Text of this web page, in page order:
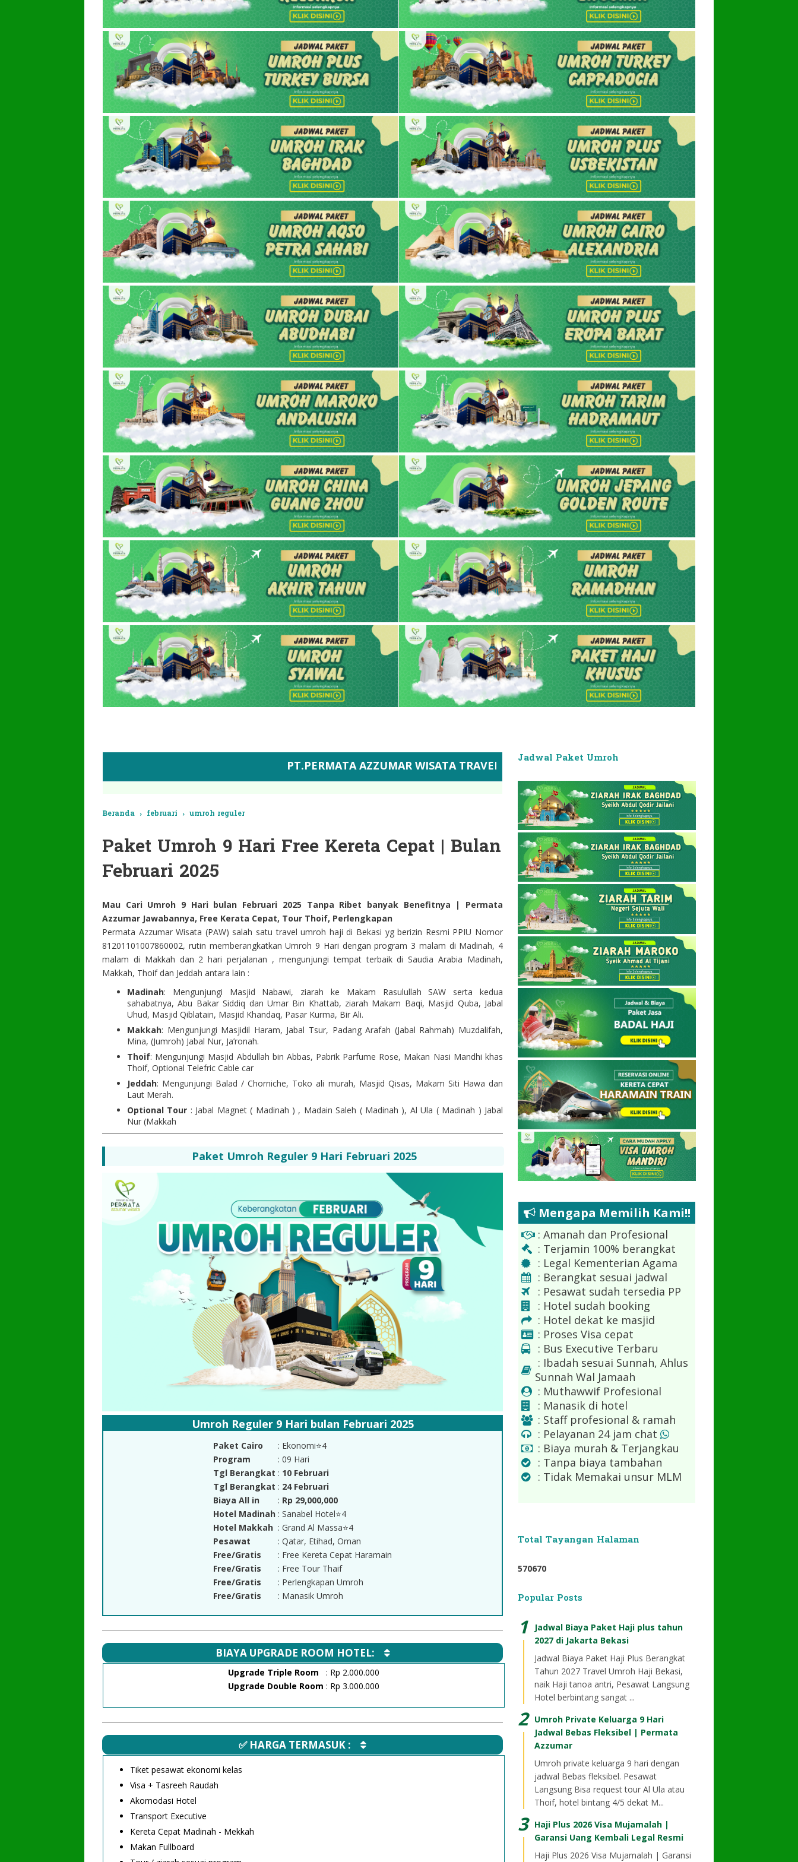
PT.PERMATA AZZUMAR WISATA TRAVEL UMROH RESMI IZIN PPIU 81201101007860002
Beranda › februari › umroh reguler
Paket Umroh 9 Hari Free Kereta Cepat | Bulan
Februari 2025
Mau Cari Umroh 9 Hari bulan Februari 2025 Tanpa Ribet banyak Benefitnya | Permata
Azzumar Jawabannya, Free Kerata Cepat, Tour Thoif, Perlengkapan
Permata Azzumar Wisata (PAW) salah satu travel umroh haji di Bekasi yg berizin Resmi PPIU Nomor
81201101007860002, rutin memberangkatkan Umroh 9 Hari dengan program 3 malam di Madinah, 4
malam di Makkah dan 2 hari perjalanan , mengunjungi tempat terbaik di Saudia Arabia Madinah,
Makkah, Thoif dan Jeddah antara lain :
Madinah: Mengunjungi Masjid Nabawi, ziarah ke Makam Rasulullah SAW serta kedua
sahabatnya, Abu Bakar Siddiq dan Umar Bin Khattab, ziarah Makam Baqi, Masjid Quba, Jabal
Uhud, Masjid Qiblatain, Masjid Khandaq, Pasar Kurma, Bir Ali.
Makkah: Mengunjungi Masjidil Haram, Jabal Tsur, Padang Arafah (Jabal Rahmah) Muzdalifah,
Mina, (Jumroh) Jabal Nur, Ja’ronah.
Thoif: Mengunjungi Masjid Abdullah bin Abbas, Pabrik Parfume Rose, Makan Nasi Mandhi khas
Thoif, Optional Telefric Cable car
Jeddah: Mengunjungi Balad / Chorniche, Toko ali murah, Masjid Qisas, Makam Siti Hawa dan
Laut Merah.
Optional Tour : Jabal Magnet ( Madinah ) , Madain Saleh ( Madinah ), Al Ula ( Madinah ) Jabal
Nur (Makkah
Paket Umroh Reguler 9 Hari Februari 2025
Umroh Reguler 9 Hari bulan Februari 2025
Paket Cairo
: Ekonomi⭐4
Program
: 09 Hari
Tgl Berangkat : 10 Februari
Tgl Berangkat : 24 Februari
Biaya All in
: Rp 29,000,000
Hotel Madinah : Sanabel Hotel⭐4
Hotel Makkah : Grand Al Massa⭐4
Pesawat
: Qatar, Etihad, Oman
Free/Gratis
: Free Kereta Cepat Haramain
Free/Gratis
: Free Tour Thaif
Free/Gratis
: Perlengkapan Umroh
Free/Gratis
: Manasik Umroh
BIAYA UPGRADE ROOM HOTEL:
Upgrade Triple Room
: Rp 2.000.000
Upgrade Double Room : Rp 3.000.000
✅ HARGA TERMASUK :
Tiket pesawat ekonomi kelas
Visa + Tasreeh Raudah
Akomodasi Hotel
Transport Executive
Kereta Cepat Madinah - Mekkah
Makan Fullboard
Jadwal Paket Umroh
Mengapa Memilih Kami!!
: Amanah dan Profesional
: Terjamin 100% berangkat
: Legal Kementerian Agama
: Berangkat sesuai jadwal
: Pesawat sudah tersedia PP
: Hotel sudah booking
: Hotel dekat ke masjid
: Proses Visa cepat
: Bus Executive Terbaru
: Ibadah sesuai Sunnah, Ahlus
Sunnah Wal Jamaah
: Muthawwif Profesional
: Manasik di hotel
: Staff profesional & ramah
: Pelayanan 24 jam chat
: Biaya murah & Terjangkau
: Tanpa biaya tambahan
: Tidak Memakai unsur MLM
Total Tayangan Halaman
570670
Popular Posts
Jadwal Biaya Paket Haji plus tahun
2027 di Jakarta Bekasi
Jadwal Biaya Paket Haji Plus Berangkat
Tahun 2027 Travel Umroh Haji Bekasi,
naik Haji tanoa antri, Pesawat Langsung
Hotel berbintang sangat ...
Umroh Private Keluarga 9 Hari
Jadwal Bebas Fleksibel | Permata
Azzumar
Umroh private keluarga 9 hari dengan
jadwal Bebas fleksibel. Pesawat
Langsung Bisa request tour Al Ula atau
Thoif, hotel bintang 4/5 dekat M...
Haji Plus 2026 Visa Mujamalah |
Garansi Uang Kembali Legal Resmi
Haji Plus 2026 Visa Mujamalah | Garansi